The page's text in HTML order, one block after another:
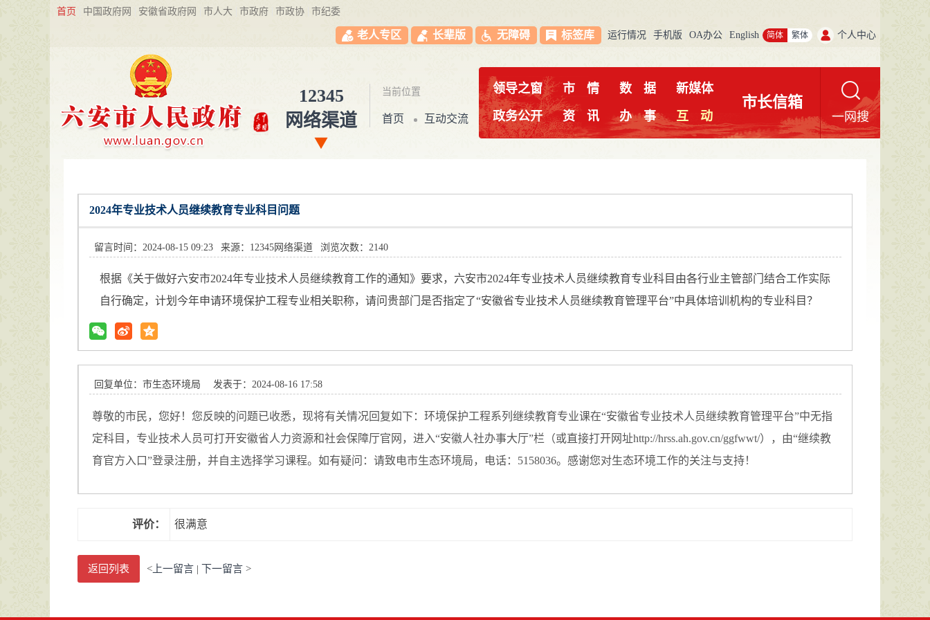
首页 中国政府网 安徽省政府网 市人大 市政府 市政协 市纪委
老人专区 长辈版 无障碍 标签库 运行情况 手机版 OA办公 English 简体 繁体 个人中心
12345
网络渠道
当前位置
首页 互动交流
领导之窗 市 情 数 据
新媒体
政务公开
资 讯 办 事 互 动
市长信箱
一网搜
2024年专业技术人员继续教育专业科目问题
留言时间：2024-08-15 09:23 来源：12345网络渠道 浏览次数：2140
根据《关于做好六安市2024年专业技术人员继续教育工作的通知》要求，六安市2024年专业技术人员继续教育专业科目由各行业主管部门结合工作实际
自行确定，计划今年申请环境保护工程专业相关职称，请问贵部门是否指定了“安徽省专业技术人员继续教育管理平台”中具体培训机构的专业科目？
回复单位：市生态环境局 发表于：2024-08-16 17:58
尊敬的市民，您好！您反映的问题已收悉，现将有关情况回复如下：环境保护工程系列继续教育专业课在“安徽省专业技术人员继续教育管理平台”中无指
定科目，专业技术人员可打开安徽省人力资源和社会保障厅官网，进入“安徽人社办事大厅”栏（或直接打开网址http://hrss.ah.gov.cn/ggfwwt/），由“继续教
育官方入口”登录注册，并自主选择学习课程。如有疑问：请致电市生态环境局，电话：5158036。感谢您对生态环境工作的关注与支持！
评价： 很满意
返回列表 < 上一留言 | 下一留言 >